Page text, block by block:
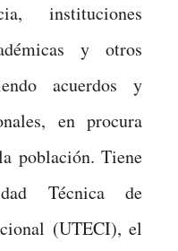
instituciones
y otros
acuerdos y
en procura
población. Tiene
Técnica de
(UTECI), el